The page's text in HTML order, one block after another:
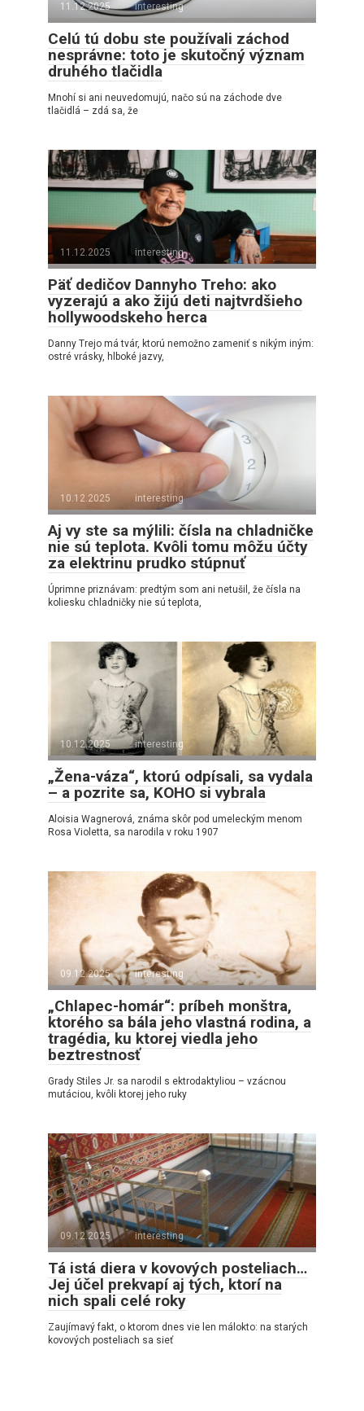
11.12.2025 interesting
Celú tú dobu ste používali záchod
nesprávne: toto je skutočný význam
druhého tlačidla
Mnohí si ani neuvedomujú, načo sú na záchode dve
tlačidlá – zdá sa, že
11.12.2025 interesting
Päť dedičov Dannyho Treho: ako
vyzerajú a ako žijú deti najtvrdšieho
hollywoodskeho herca
Danny Trejo má tvár, ktorú nemožno zameniť s nikým iným:
ostré vrásky, hlboké jazvy,
10.12.2025 interesting
Aj vy ste sa mýlili: čísla na chladničke
nie sú teplota. Kvôli tomu môžu účty
za elektrinu prudko stúpnuť
Úprimne priznávam: predtým som ani netušil, že čísla na
koliesku chladničky nie sú teplota,
10.12.2025 interesting
„Žena-váza“, ktorú odpísali, sa vydala
– a pozrite sa, KOHO si vybrala
Aloisia Wagnerová, známa skôr pod umeleckým menom
Rosa Violetta, sa narodila v roku 1907
09.12.2025 interesting
„Chlapec-homár“: príbeh monštra,
ktorého sa bála jeho vlastná rodina, a
tragédia, ku ktorej viedla jeho
beztrestnosť
Grady Stiles Jr. sa narodil s ektrodaktyliou – vzácnou
mutáciou, kvôli ktorej jeho ruky
09.12.2025 interesting
Tá istá diera v kovových posteliach…
Jej účel prekvapí aj tých, ktorí na
nich spali celé roky
Zaujímavý fakt, o ktorom dnes vie len málokto: na starých
kovových posteliach sa sieť